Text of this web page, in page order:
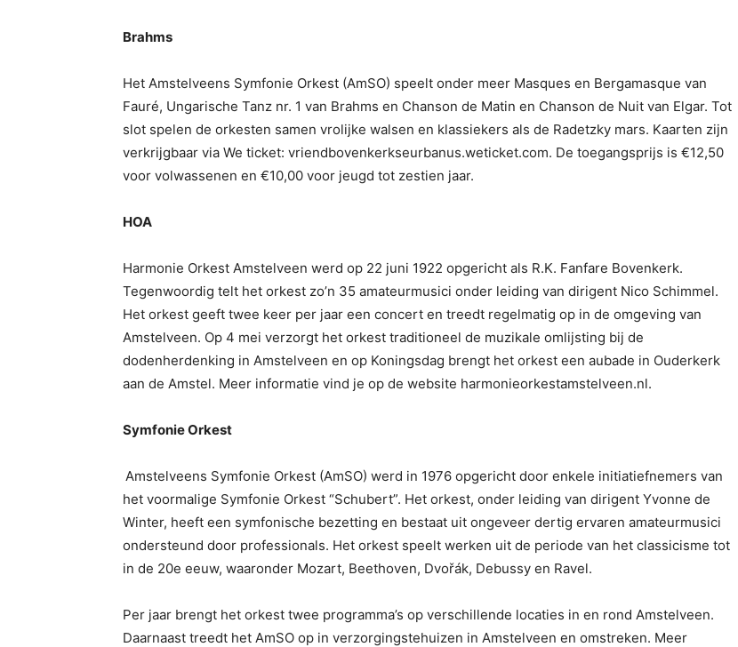
Brahms
Het Amstelveens Symfonie Orkest (AmSO) speelt onder meer Masques en Bergamasque van
Fauré, Ungarische Tanz nr. 1 van Brahms en Chanson de Matin en Chanson de Nuit van Elgar. Tot
slot spelen de orkesten samen vrolijke walsen en klassiekers als de Radetzky mars. Kaarten zijn
verkrijgbaar via We ticket: vriendbovenkerkseurbanus.weticket.com. De toegangsprijs is €12,50
voor volwassenen en €10,00 voor jeugd tot zestien jaar.
HOA
Harmonie Orkest Amstelveen werd op 22 juni 1922 opgericht als R.K. Fanfare Bovenkerk.
Tegenwoordig telt het orkest zo’n 35 amateurmusici onder leiding van dirigent Nico Schimmel.
Het orkest geeft twee keer per jaar een concert en treedt regelmatig op in de omgeving van
Amstelveen. Op 4 mei verzorgt het orkest traditioneel de muzikale omlijsting bij de
dodenherdenking in Amstelveen en op Koningsdag brengt het orkest een aubade in Ouderkerk
aan de Amstel. Meer informatie vind je op de website harmonieorkestamstelveen.nl.
Symfonie Orkest
Amstelveens Symfonie Orkest (AmSO) werd in 1976 opgericht door enkele initiatiefnemers van
het voormalige Symfonie Orkest “Schubert”. Het orkest, onder leiding van dirigent Yvonne de
Winter, heeft een symfonische bezetting en bestaat uit ongeveer dertig ervaren amateurmusici
ondersteund door professionals. Het orkest speelt werken uit de periode van het classicisme tot
in de 20e eeuw, waaronder Mozart, Beethoven, Dvořák, Debussy en Ravel.
Per jaar brengt het orkest twee programma’s op verschillende locaties in en rond Amstelveen.
Daarnaast treedt het AmSO op in verzorgingstehuizen in Amstelveen en omstreken. Meer